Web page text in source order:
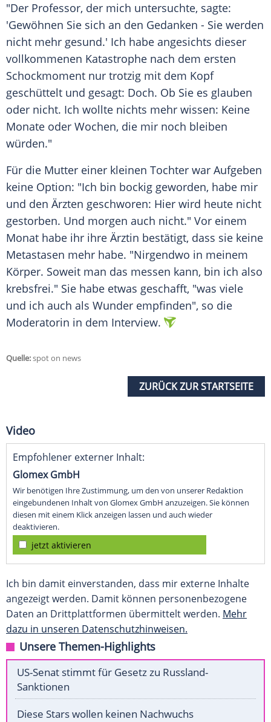
"Der Professor, der mich untersuchte, sagte:
'Gewöhnen Sie sich an den Gedanken - Sie werden
nicht mehr gesund.' Ich habe angesichts dieser
vollkommenen Katastrophe nach dem ersten
Schockmoment nur trotzig mit dem Kopf
geschüttelt und gesagt: Doch. Ob Sie es glauben
oder nicht. Ich wollte nichts mehr wissen: Keine
Monate oder Wochen, die mir noch bleiben
würden."
Für die Mutter einer kleinen Tochter war Aufgeben
keine Option: "Ich bin bockig geworden, habe mir
und den Ärzten geschworen: Hier wird heute nicht
gestorben. Und morgen auch nicht." Vor einem
Monat habe ihr ihre Ärztin bestätigt, dass sie keine
Metastasen mehr habe. "Nirgendwo in meinem
Körper. Soweit man das messen kann, bin ich also
krebsfrei." Sie habe etwas geschafft, "was viele
und ich auch als Wunder empfinden", so die
Moderatorin in dem Interview.
Quelle:spot on news
ZURÜCK ZUR STARTSEITE
Video
Empfohlener externer Inhalt:
Glomex GmbH
Wir benötigen Ihre Zustimmung, um den von unserer Redaktion
eingebundenen Inhalt von Glomex GmbH anzuzeigen. Sie können
diesen mit einem Klick anzeigen lassen und auch wieder
deaktivieren.
jetzt aktivieren
Ich bin damit einverstanden, dass mir externe Inhalte
angezeigt werden. Damit können personenbezogene
Daten an Drittplattformen übermittelt werden. Mehr
dazu in unseren Datenschutzhinweisen.
Unsere Themen-Highlights
US-Senat stimmt für Gesetz zu Russland-
Sanktionen
Diese Stars wollen keinen Nachwuchs